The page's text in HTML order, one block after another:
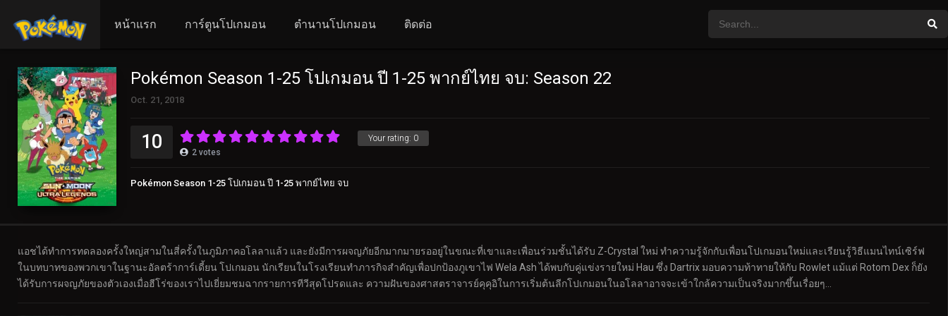
หน้าแรก การ์ตูนโปเกมอน ตำนานโปเกมอน ติดต่อ
Pokémon Season 1-25 โปเกมอน ปี 1-25 พากย์ไทย จบ: Season 22
Oct. 21, 2018
Your rating: 0
10 2 votes
Pokémon Season 1-25 โปเกมอน ปี 1-25 พากย์ไทย จบ
แอชได้ทำการทดลองครั้งใหญ่สามในสี่ครั้งในภูมิภาคอโลลาแล้ว และยังมีการผจญภัยอีกมากมายรออยู่ในขณะที่เขาและเพื่อนร่วมชั้นได้รับ Z-Crystal ใหม่ ทำความรู้จักกับเพื่อนโปเกมอนใหม่และเรียนรู้วิธีแมนไทน์เซิร์ฟ
ในบทบาทของพวกเขาในฐานะอัลตร้าการ์เดี้ยน โปเกมอน นักเรียนในโรงเรียนทำภารกิจสำคัญเพื่อปกป้องภูเขาไฟ Wela Ash ได้พบกับคู่แข่งรายใหม่ Hau ซึ่ง Dartrix มอบความท้าทายให้กับ Rowlet แม้แต่ Rotom Dex ก็ยัง
ได้รับการผจญภัยของตัวเองเมื่อฮีโร่ของเราไปเยี่ยมชมฉากรายการทีวีสุดโปรดและ ความฝันของศาสตราจารย์คุคุอิในการเริ่มต้นลีกโปเกมอนในอโลลาอาจจะเข้าใกล้ความเป็นจริงมากขึ้นเรื่อยๆ…